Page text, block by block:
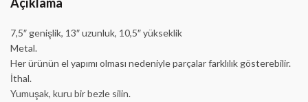
7,5″ genişlik, 13″ uzunluk, 10,5″ yükseklik
Metal.
Her ürünün el yapımı olması nedeniyle parçalar farklılık gösterebilir.
İthal.
Yumuşak, kuru bir bezle silin.